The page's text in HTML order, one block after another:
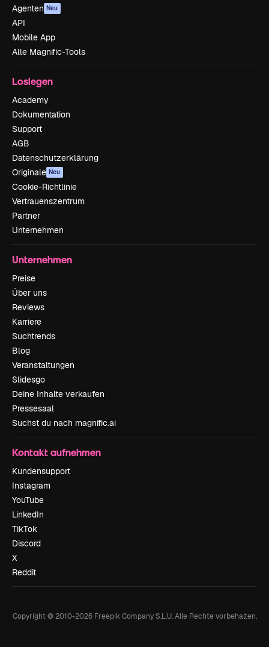
Agenten Neu
API
Mobile App
Alle Magnific-Tools
Loslegen
Academy
Dokumentation
Support
AGB
Datenschutzerklärung
Originale Neu
Cookie-Richtlinie
Vertrauenszentrum
Partner
Unternehmen
Unternehmen
Preise
Über uns
Reviews
Karriere
Suchtrends
Blog
Veranstaltungen
Slidesgo
Deine Inhalte verkaufen
Pressesaal
Suchst du nach magnific.ai
Kontakt aufnehmen
Kundensupport
Instagram
YouTube
LinkedIn
TikTok
Discord
X
Reddit
Copyright © 2010-2026Freepik Company S.L.U. Alle Rechte vorbehalten.